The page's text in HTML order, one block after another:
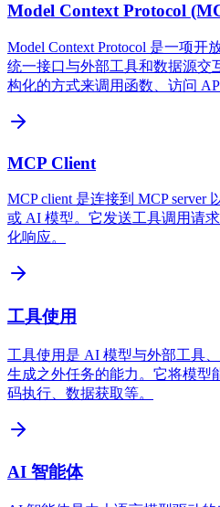
Model Context Protocol
Model Context Protocol 是一项
统一接口与外部工具和数据源交
构化的方式来调用函数、访问
MCP Client
MCP client 是连接到 MCP
或 AI 模型。它发送工具调用请
化响应。
工具使用
工具使用是 AI 模型与外部工具
生成之外任务的能力。它将模型
码执行、数据获取等。
AI 智能体